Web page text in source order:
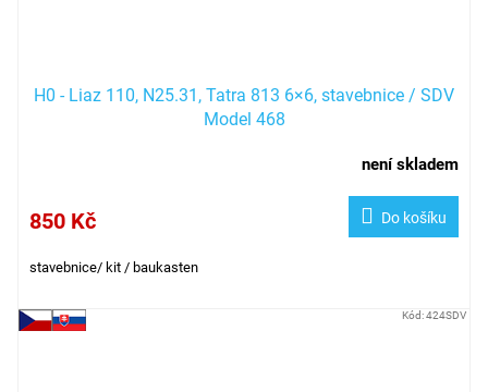
H0 - Liaz 110, N25.31, Tatra 813 6×6, stavebnice / SDV
Model 468
není skladem
850 Kč Do košíku
stavebnice/ kit / baukasten
Kód:424SDV